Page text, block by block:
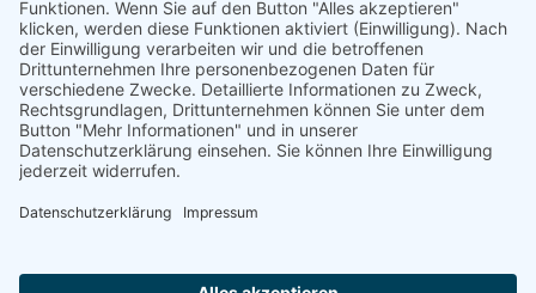
Optiwork
PMC Software
Quadrature
Syfex
Windflite